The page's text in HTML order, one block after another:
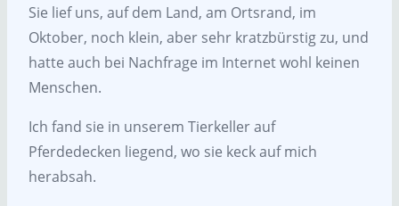
Sie lief uns, auf dem Land, am Ortsrand, im
Oktober, noch klein, aber sehr kratzbürstig zu, und
hatte auch bei Nachfrage im Internet wohl keinen
Menschen.
Ich fand sie in unserem Tierkeller auf
Pferdedecken liegend, wo sie keck auf mich
herabsah.